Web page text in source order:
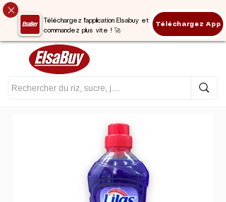
Téléchargez l'application Elsabuy et
commandez plus vite ! 🚀
Téléchargez App